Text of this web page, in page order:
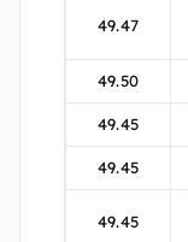
49.47
49.50
49.45
49.45
49.45